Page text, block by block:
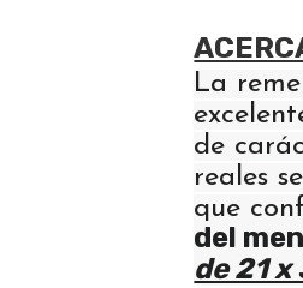
La
de
reales
que
del
de 21 x